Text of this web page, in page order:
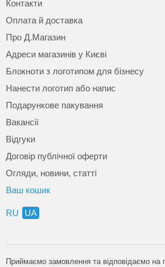
Контакти
Оплата й доставка
Про Д.Магазин
Адреси магазинів у Києві
Блокноти з логотипом для бізнесу
Нанести логотип або напис
Подарункове пакування
Вакансії
Відгуки
Договір публічної оферти
Огляди, новини, статті
Ваш кошик
RU UA
Приймаємо замовлення та відповідаємо на